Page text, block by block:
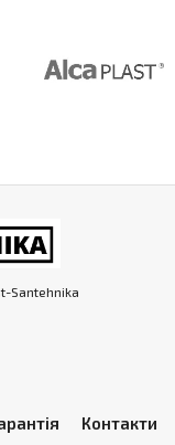
Santehnika
Контакти